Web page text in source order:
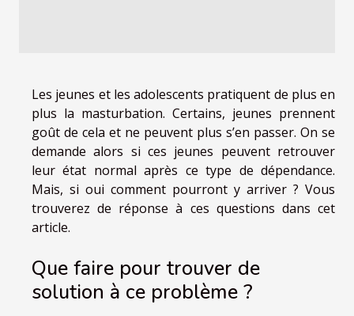
Les jeunes et les adolescents pratiquent de plus en
plus la masturbation. Certains, jeunes prennent
goût de cela et ne peuvent plus s’en passer. On se
demande alors si ces jeunes peuvent retrouver
leur état normal après ce type de dépendance.
Mais, si oui comment pourront y arriver ? Vous
trouverez de réponse à ces questions dans cet
article.
Que faire pour trouver de
solution à ce problème ?